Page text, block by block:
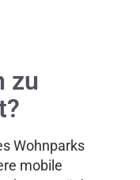
zu
Wohnparks
mobile